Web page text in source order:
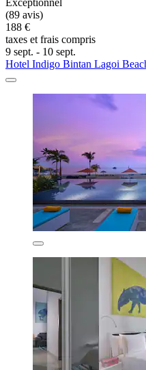
Exceptionnel
(89 avis)
188 €
taxes et frais compris
9 sept. - 10 sept.
Hotel Indigo Bintan Lagoi